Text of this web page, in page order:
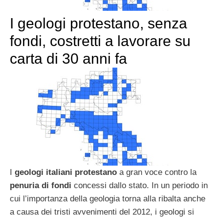
I geologi protestano, senza
fondi, costretti a lavorare su
carta di 30 anni fa
geologi italiani protestano a gran voce contro la
penuria di fondi concessi dallo stato. In un periodo in
cui l’importanza della geologia torna alla ribalta anche
a causa dei tristi avvenimenti del 2012, i geologi si